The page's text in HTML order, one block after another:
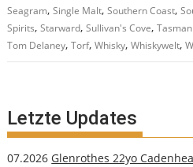
Seagram,Single Malt,Southern Coast,
Spirits,Starward,Sullivan's Cove,
Tom Delaney,Torf,Whisky,Whiskywelt,
Letzte Updates
07.2026 Glenrothes 22yo